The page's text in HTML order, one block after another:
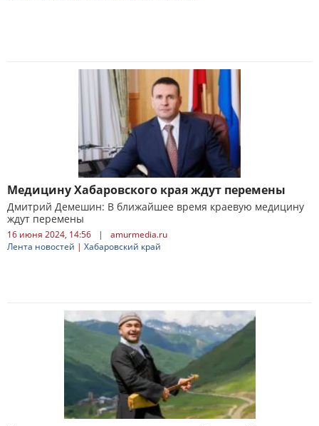
Медицину Хабаровского края ждут перемены
Дмитрий Демешин: В ближайшее время краевую медицину
ждут перемены
16 июня 2024, 14:56 |
amurmedia.ru
Лента новостей | Хабаровский край